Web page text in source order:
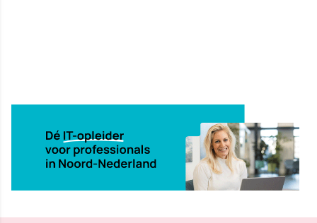
9 okt 2001, 00:00